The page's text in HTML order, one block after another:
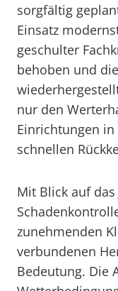
sorgfältig
Einsatz
geschulter
behoben und
nur den
Einrichtungen
schnellen
Mit Blick auf
zunehmenden
verbundenen
Bedeutung. Die